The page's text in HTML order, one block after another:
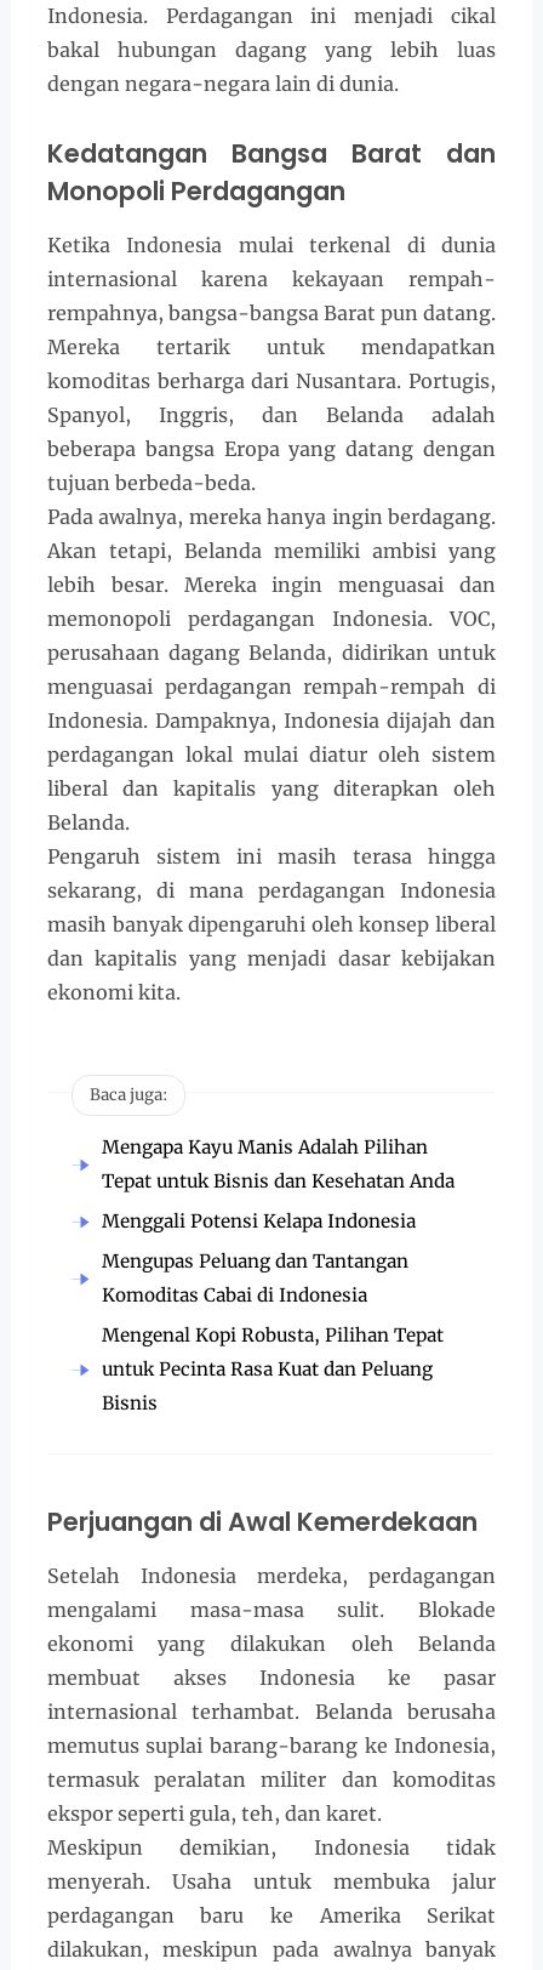
Indonesia. Perdagangan ini menjadi cikal
bakal hubungan dagang yang lebih luas
dengan negara-negara lain di dunia.
Kedatangan Bangsa Barat dan
Monopoli Perdagangan
Ketika Indonesia mulai terkenal di dunia
internasional karena kekayaan rempah-
rempahnya, bangsa-bangsa Barat pun datang.
Mereka tertarik untuk mendapatkan
komoditas berharga dari Nusantara. Portugis,
Spanyol, Inggris, dan Belanda adalah
beberapa bangsa Eropa yang datang dengan
tujuan berbeda-beda.
Pada awalnya, mereka hanya ingin berdagang.
Akan tetapi, Belanda memiliki ambisi yang
lebih besar. Mereka ingin menguasai dan
memonopoli perdagangan Indonesia. VOC,
perusahaan dagang Belanda, didirikan untuk
menguasai perdagangan rempah-rempah di
Indonesia. Dampaknya, Indonesia dijajah dan
perdagangan lokal mulai diatur oleh sistem
liberal dan kapitalis yang diterapkan oleh
Belanda.
Pengaruh sistem ini masih terasa hingga
sekarang, di mana perdagangan Indonesia
masih banyak dipengaruhi oleh konsep liberal
dan kapitalis yang menjadi dasar kebijakan
ekonomi kita.
Baca juga:
Mengapa Kayu Manis Adalah Pilihan
Tepat untuk Bisnis dan Kesehatan Anda
Menggali Potensi Kelapa Indonesia
Mengupas Peluang dan Tantangan
Komoditas Cabai di Indonesia
Mengenal Kopi Robusta, Pilihan Tepat
untuk Pecinta Rasa Kuat dan Peluang
Bisnis
Perjuangan di Awal Kemerdekaan
Setelah Indonesia merdeka, perdagangan
mengalami masa-masa sulit. Blokade
ekonomi yang dilakukan oleh Belanda
membuat akses Indonesia ke pasar
internasional terhambat. Belanda berusaha
memutus suplai barang-barang ke Indonesia,
termasuk peralatan militer dan komoditas
ekspor seperti gula, teh, dan karet.
Meskipun demikian, Indonesia tidak
menyerah. Usaha untuk membuka jalur
perdagangan baru ke Amerika Serikat
dilakukan, meskipun pada awalnya banyak